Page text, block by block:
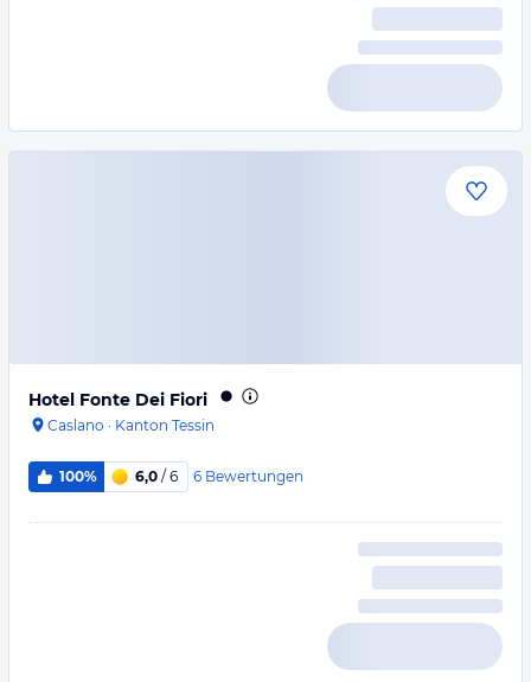
Hotel Fonte Dei Fiori
Caslano · Kanton Tessin
100% 6,0 / 6 6 Bewertungen